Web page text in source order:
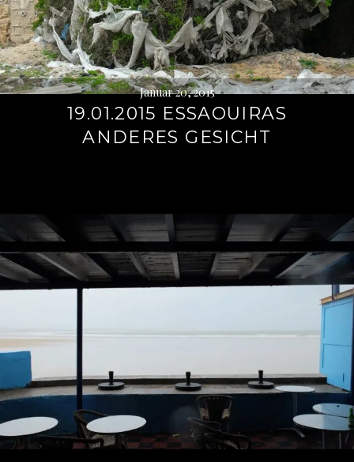
Januar 20, 2015
19.01.2015 ESSAOUIRAS
ANDERES GESICHT